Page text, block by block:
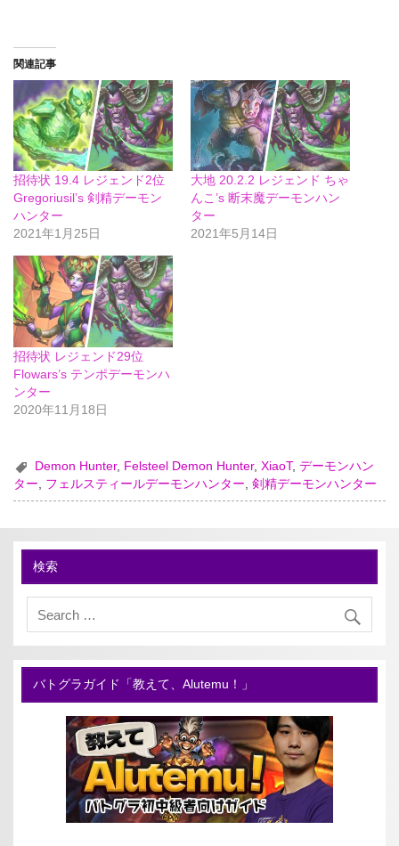
関連記事
招待状 19.4 レジェンド2位
Gregoriusil’s 剣精デーモン
ハンター
2021年1月25日
大地 20.2.2 レジェンド ちゃ
んこ’s 断末魔デーモンハン
ター
2021年5月14日
招待状 レジェンド29位
Flowars’s テンポデーモンハ
ンター
2020年11月18日
Demon Hunter, Felsteel Demon Hunter,XiaoT,デーモンハン
ター, フェルスティールデーモンハンター,剣精デーモンハンター
検索
バトグラガイド「教えて、Alutemu！」